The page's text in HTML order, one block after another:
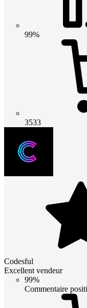
99%
3533
Codesful
Excellent vendeur
99%
Commentaire